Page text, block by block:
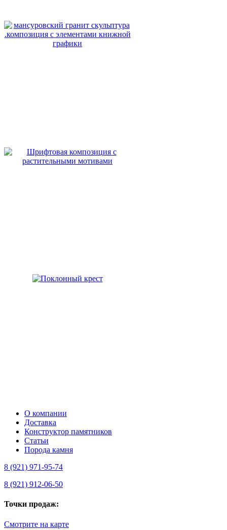
О компании
Доставка
Конструктор памятников
Статьи
Порода камня
8 (921) 971-95-74
8 (921) 912-06-50
Точки продаж:
Смотрите на карте